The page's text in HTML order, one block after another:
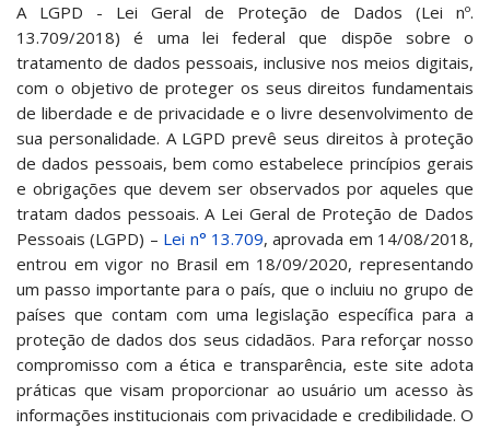
A LGPD - Lei Geral de Proteção de Dados (Lei nº.
13.709/2018) é uma lei federal que dispõe sobre o
tratamento de dados pessoais, inclusive nos meios digitais,
com o objetivo de proteger os seus direitos fundamentais
de liberdade e de privacidade e o livre desenvolvimento de
sua personalidade. A LGPD prevê seus direitos à proteção
de dados pessoais, bem como estabelece princípios gerais
e obrigações que devem ser observados por aqueles que
tratam dados pessoais. A Lei Geral de Proteção de Dados
Pessoais (LGPD) – Lei n° 13.709, aprovada em 14/08/2018,
entrou em vigor no Brasil em 18/09/2020, representando
um passo importante para o país, que o incluiu no grupo de
países que contam com uma legislação específica para a
proteção de dados dos seus cidadãos. Para reforçar nosso
compromisso com a ética e transparência, este site adota
práticas que visam proporcionar ao usuário um acesso às
informações institucionais com privacidade e credibilidade. O